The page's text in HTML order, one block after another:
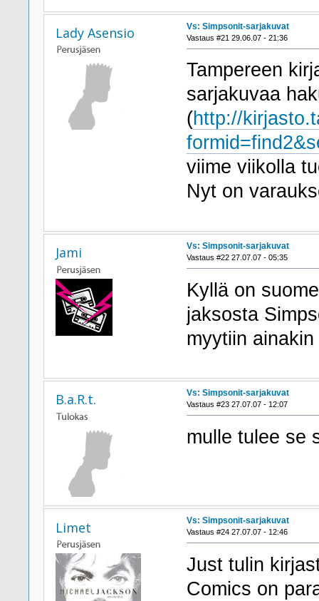
Lady Asensio Vs: Simpsonit-sarjakuvat
Vastaus #21 29.06.07 - 21:36
Tampereen
sarjakuvaa
(http://
viime viikolla
Nyt on
Jami Vs: Simpsonit-sarjakuvat
Vastaus #22 27.07.07 - 05:35
Kyllä on
jaksosta
myytiin
B.a.R.t. Vs: Simpsonit-sarjakuvat
Vastaus #23 27.07.07 - 12:07
mulle tulee se
Limet Vs: Simpsonit-sarjakuvat
Vastaus #24 27.07.07 - 12:46
Just tulin
Comics on